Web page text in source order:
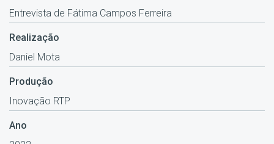
Entrevista de Fátima Campos Ferreira
Realização
Daniel Mota
Produção
Inovação RTP
Ano